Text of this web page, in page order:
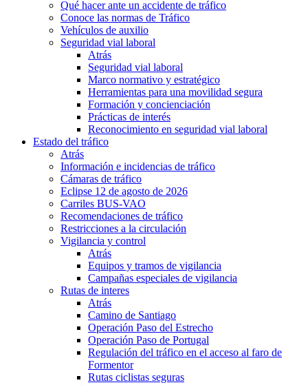
Qué hacer ante un accidente de tráfico
Conoce las normas de Tráfico
Vehículos de auxilio
Seguridad vial laboral
Atrás
Seguridad vial laboral
Marco normativo y estratégico
Herramientas para una movilidad segura
Formación y concienciación
Prácticas de interés
Reconocimiento en seguridad vial laboral
Estado del tráfico
Atrás
Información e incidencias de tráfico
Cámaras de tráfico
Eclipse 12 de agosto de 2026
Carriles BUS-VAO
Recomendaciones de tráfico
Restricciones a la circulación
Vigilancia y control
Atrás
Equipos y tramos de vigilancia
Campañas especiales de vigilancia
Rutas de interes
Atrás
Camino de Santiago
Operación Paso del Estrecho
Operación Paso de Portugal
Regulación del tráfico en el acceso al faro de
Formentor
Rutas ciclistas seguras